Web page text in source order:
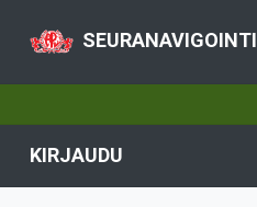
SEURANAVIGOINTI
KIRJAUDU